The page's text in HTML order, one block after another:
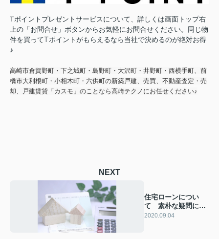
Tポイントプレゼントサービスについて、詳しくは画面トップ右
上の「お問合せ」ボタンからお気軽にお問合せください。 同じ物
件を買ってTポイントがもらえるなら当社で決めるのが絶対お得
♪
高崎市倉賀野町・下之城町・島野町・大沢町・井野町・西横手町、前
橋市大利根町・小相木町・六供町の新築戸建、売買、不動産査定・売
却、戸建賃貸「カスモ」のことなら高崎テクノにお任せください♪
NEXT
住宅ローンについ
て 素朴な疑問にお
答えします
2020.09.04